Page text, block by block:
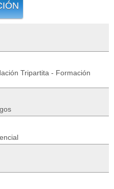
Tripartita - Formación